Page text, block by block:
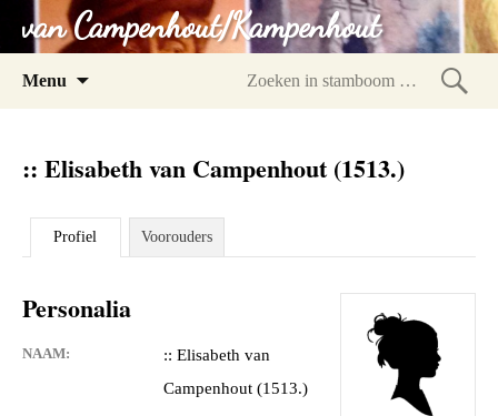
van Campenhout/Kampenhout
Menu
:: Elisabeth van Campenhout (1513.)
Profiel Voorouders
Personalia
NAAM:
:: Elisabeth van
Campenhout (1513.)